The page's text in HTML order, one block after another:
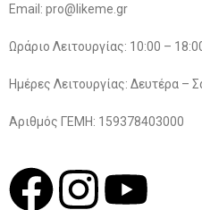
Email: pro@likeme.gr
Ωράριο Λειτουργίας: 10:00 –
Ημέρες Λειτουργίας: Δευτέρα –
Αριθμός ΓΕΜΗ: 159378403000